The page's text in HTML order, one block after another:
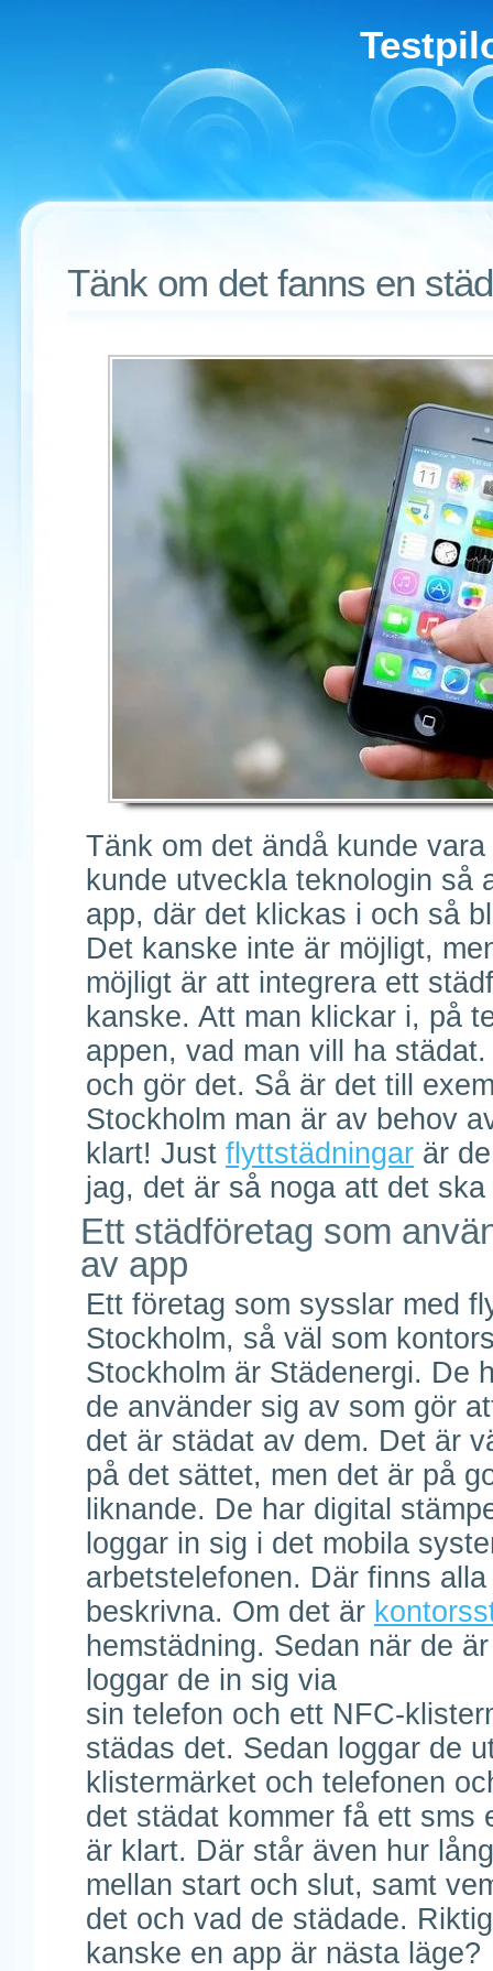
Tänk om det fanns en
Tänk om det ändå kunde
kunde utveckla teknologin så
app, där det klickas i och så
Det kanske inte är möjligt,
möjligt är att integrera ett
kanske. Att man klickar i, på
appen, vad man vill ha
och gör det. Så är det till
Stockholm man är av behov
klart! Just flyttstädningar är
jag, det är så noga att det
Ett städföretag som
av app
Ett företag som sysslar med
Stockholm, så väl som
Stockholm är Städenergi. De
de använder sig av som gör
det är städat av dem. Det är
på det sättet, men det är på
liknande. De har digital
loggar in sig i det mobila
arbetstelefonen. Där finns
beskrivna. Om det är
hemstädning. Sedan när de
loggar de in sig via
sin telefon och ett NFC-
städas det. Sedan loggar de
klistermärket och telefonen
det städat kommer få ett sms
är klart. Där står även hur
mellan start och slut, samt
det och vad de städade.
kanske en app är nästa läge?